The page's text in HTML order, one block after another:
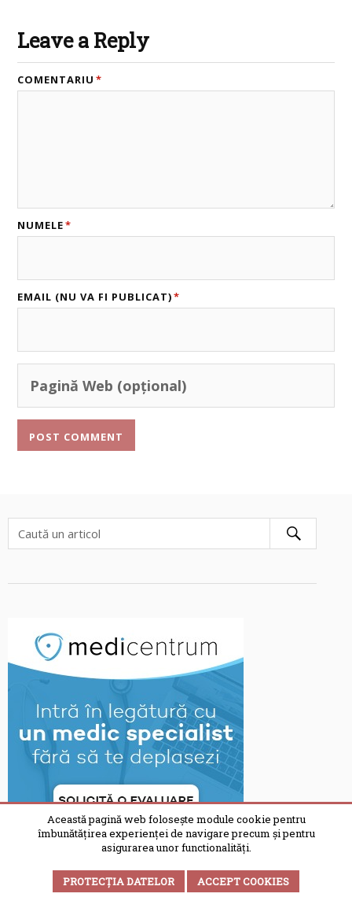
Leave a Reply
COMENTARIU *
NUMELE*
EMAIL (NU VA FI PUBLICAT)*
Această pagină web folosește module cookie pentru
îmbunătățirea experienței de navigare precum și pentru
asigurarea unor functionalități.
PROTECȚIA DATELOR ACCEPT COOKIES